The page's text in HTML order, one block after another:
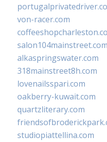
von-racer.com
salon104mainstreet.com
alkaspringswater.com
318mainstreet8h.com
lovenailsspari.com
oakberry-kuwait.com
quartzliterary.com
studiopiattellina.com